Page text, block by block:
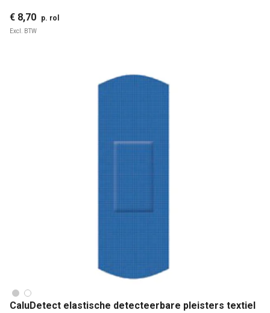
€ 8,70 p. rol
Excl. BTW
CaluDetect elastische detecteerbare pleisters textiel